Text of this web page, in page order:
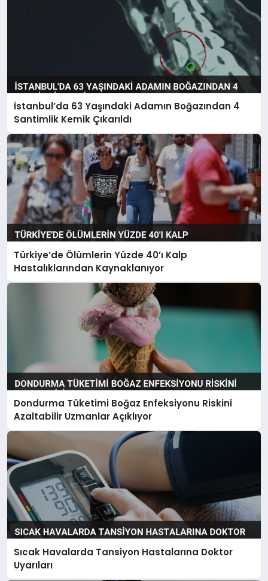
İstanbul’da 63 Yaşındaki Adamın Boğazından 4
Santimlik Kemik Çıkarıldı
Türkiye’de Ölümlerin Yüzde 40’ı Kalp
Hastalıklarından Kaynaklanıyor
Dondurma Tüketimi Boğaz Enfeksiyonu Riskini
Azaltabilir Uzmanlar Açıklıyor
Sıcak Havalarda Tansiyon Hastalarına Doktor
Uyarıları